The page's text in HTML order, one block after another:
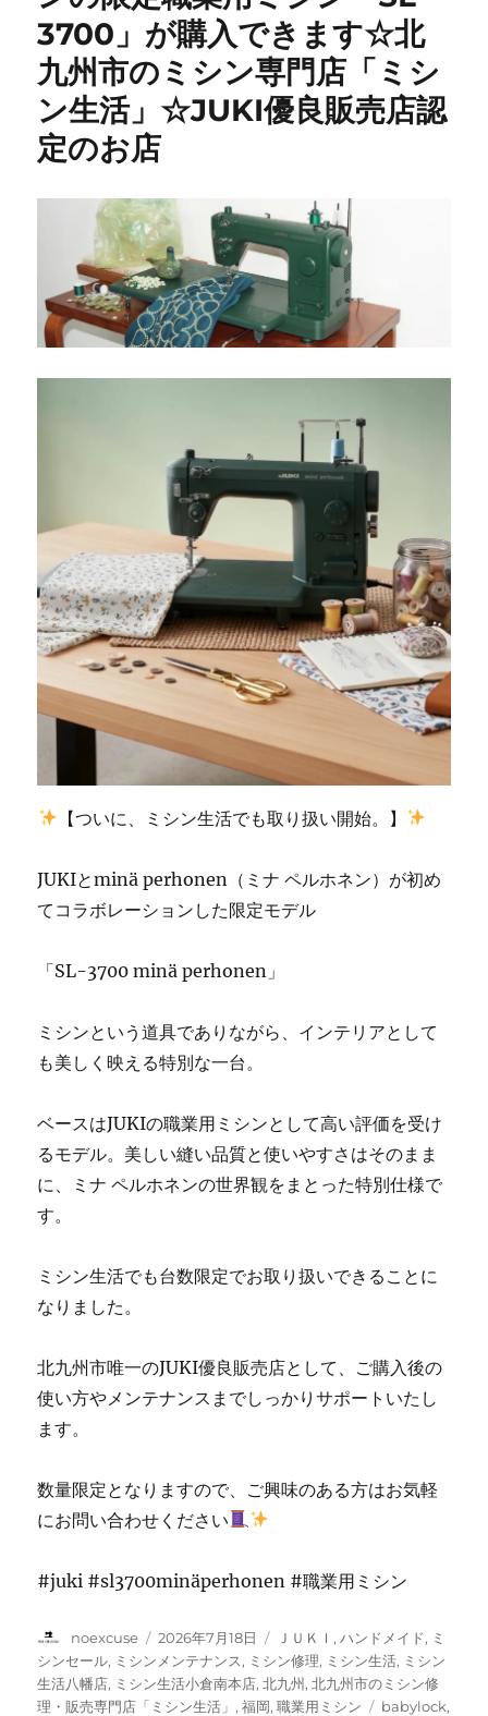
理】
昭
和
ト
メ
ン
テ
ナ
ン
郡
香
春
町
の
お
客
様
の
ご
北
市
ン
専
門
店
シ
ン
活」
3700」が購入できます☆北
九州市のミシン専門店「ミシ
ン生活」☆JUKI優良販売店認
定のお店
【ついに、ミシン生活でも取り扱い開始。】
JUKIとminä perhonen（ミナ ペルホネン）が初め
てコラボレーションした限定モデル
「SL-3700 minä perhonen」
ミシンという道具でありながら、インテリアとして
も美しく映える特別な一台。
ベースはJUKIの職業用ミシンとして高い評価を受け
るモデル。美しい縫い品質と使いやすさはそのまま
に、ミナ ペルホネンの世界観をまとった特別仕様で
す。
ミシン生活でも台数限定でお取り扱いできることに
なりました。
北九州市唯一のJUKI優良販売店として、ご購入後の
使い方やメンテナンスまでしっかりサポートいたし
ます。
数量限定となりますので、ご興味のある方はお気軽
にお問い合わせください
#juki #sl3700minäperhonen #職業用ミシン
投
稿
者
noexcuse
投
稿
日:
2026年7月18日
カ
テ
ゴ
リ
ＪＵＫＩ ,ハンドメイド, ミ
シンセール, ミシンメンテナンス, ミシン修理, ミシン生活, ミシン
生活八幡店, ミシン生活小倉南本店,北九州 ,北九州市のミシン修
理・販売専門店「ミシン生活」 ,福岡,職業用ミシン
タ
babylock,